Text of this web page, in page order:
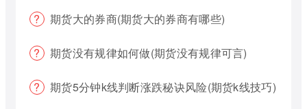
期货大的券商(期货大的券商有哪些)
期货没有规律如何做(期货没有规律可言)
期货5分钟k线判断涨跌秘诀风险(期货k线技巧)